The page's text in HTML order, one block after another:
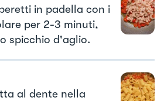
in padella con i
per 2-3 minuti,
spicchio d'aglio.
al dente nella